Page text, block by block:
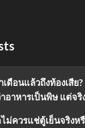
ดือนแล้วถึงท้องเสีย?
าหารเป็นพิษ แต่จริ
ม่ควรแช่ตู้เย็นจริงหรื